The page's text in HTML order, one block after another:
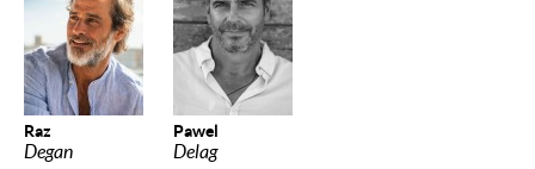
Raz
Degan
Pawel
Delag